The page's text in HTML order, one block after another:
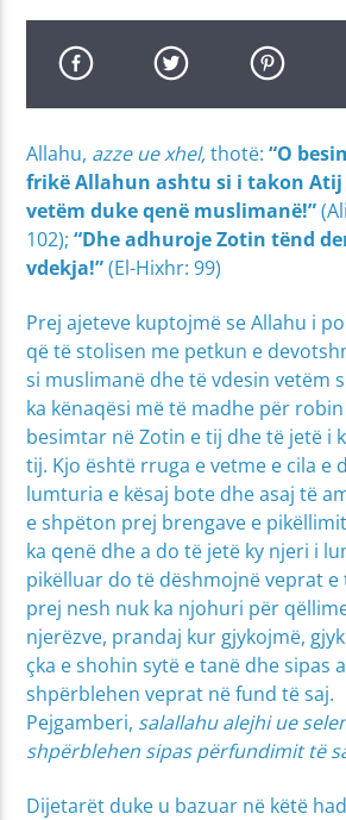
Allahu, azze ue xhel,thotë:“O
frikë Allahun ashtu si i takon Atij
vetëm duke qenë muslimanë!”
102); “Dhe adhuroje Zotin tënd
vdekja!”(El-Hixhr: 99)
Prej ajeteve kuptojmë se Allahu i
që të stolisen me petkun e
si muslimanë dhe të vdesin vetëm
ka kënaqësi më të madhe për robin
besimtar në Zotin e tij dhe të jetë i
tij. Kjo është rruga e vetme e cila e
lumturia e kësaj bote dhe asaj të
e shpëton prej brengave e
ka qenë dhe a do të jetë ky njeri i
pikëlluar do të dëshmojnë veprat e
prej nesh nuk ka njohuri për
njerëzve, prandaj kur gjykojmë,
çka e shohin sytë e tanë dhe sipas
shpërblehen veprat në fund të saj.
Pejgamberi, salallahu alejhi ue
shpërblehen sipas përfundimit të
Dijetarët duke u bazuar në këtë